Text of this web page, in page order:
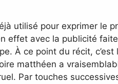
utilisé pour exprimer le
effet avec la publicité
À ce point du récit, c’est
matthéen a
Par touches